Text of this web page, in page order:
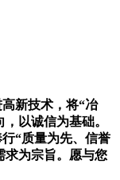
新技术，将“冶
以诚信为基础。
“质量为先、信誉
求为宗旨。愿与您